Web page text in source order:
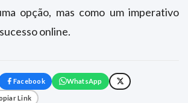
opção, mas como um imperativo
online.
Facebook WhatsApp
Link